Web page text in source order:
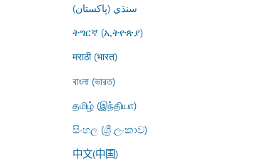
سنڌي (پاکستان)
ትግርኛ (ኢትዮጵያ)
मराठी (भारत)
বাংলা (ভারত)
தமிழ் (இந்தியா)
සිංහල (ශ්‍රී ලංකාව)
中文(中国)